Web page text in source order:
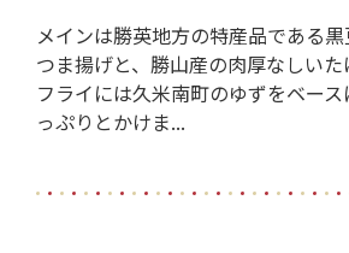
メインは勝英地方の特産品である
つま揚げと、勝山産の肉厚なしいた
フライには久米南町のゆずをベー
っぷりとかけま...